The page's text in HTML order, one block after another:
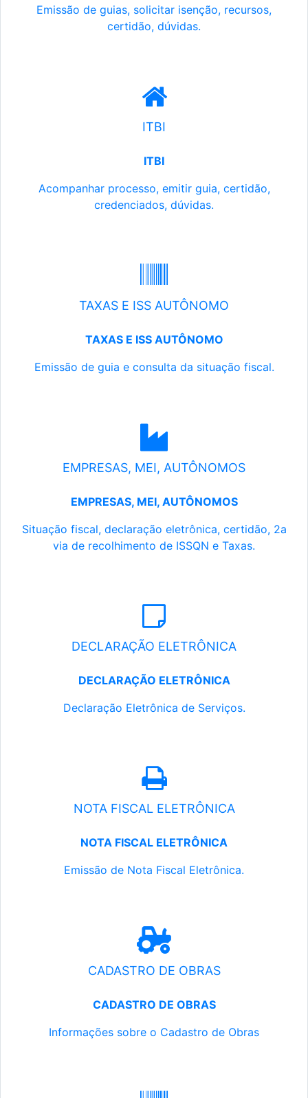
Emissão de guias, solicitar isenção, recursos,
certidão, dúvidas.
ITBI
ITBI
Acompanhar processo, emitir guia, certidão,
credenciados, dúvidas.
TAXAS E ISS AUTÔNOMO
TAXAS E ISS AUTÔNOMO
Emissão de guia e consulta da situação fiscal.
EMPRESAS, MEI, AUTÔNOMOS
EMPRESAS, MEI, AUTÔNOMOS
Situação fiscal, declaração eletrônica, certidão, 2a
via de recolhimento de ISSQN e Taxas.
DECLARAÇÃO ELETRÔNICA
DECLARAÇÃO ELETRÔNICA
Declaração Eletrônica de Serviços.
NOTA FISCAL ELETRÔNICA
NOTA FISCAL ELETRÔNICA
Emissão de Nota Fiscal Eletrônica.
CADASTRO DE OBRAS
CADASTRO DE OBRAS
Informações sobre o Cadastro de Obras